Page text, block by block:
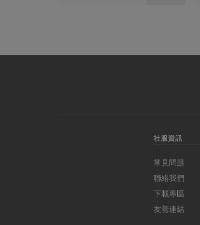
社服資訊
常見問題
聯絡我們
下載專區
友善連結